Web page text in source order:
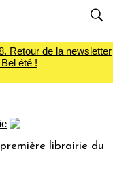
Retour de la newsletter
été !
du voyage